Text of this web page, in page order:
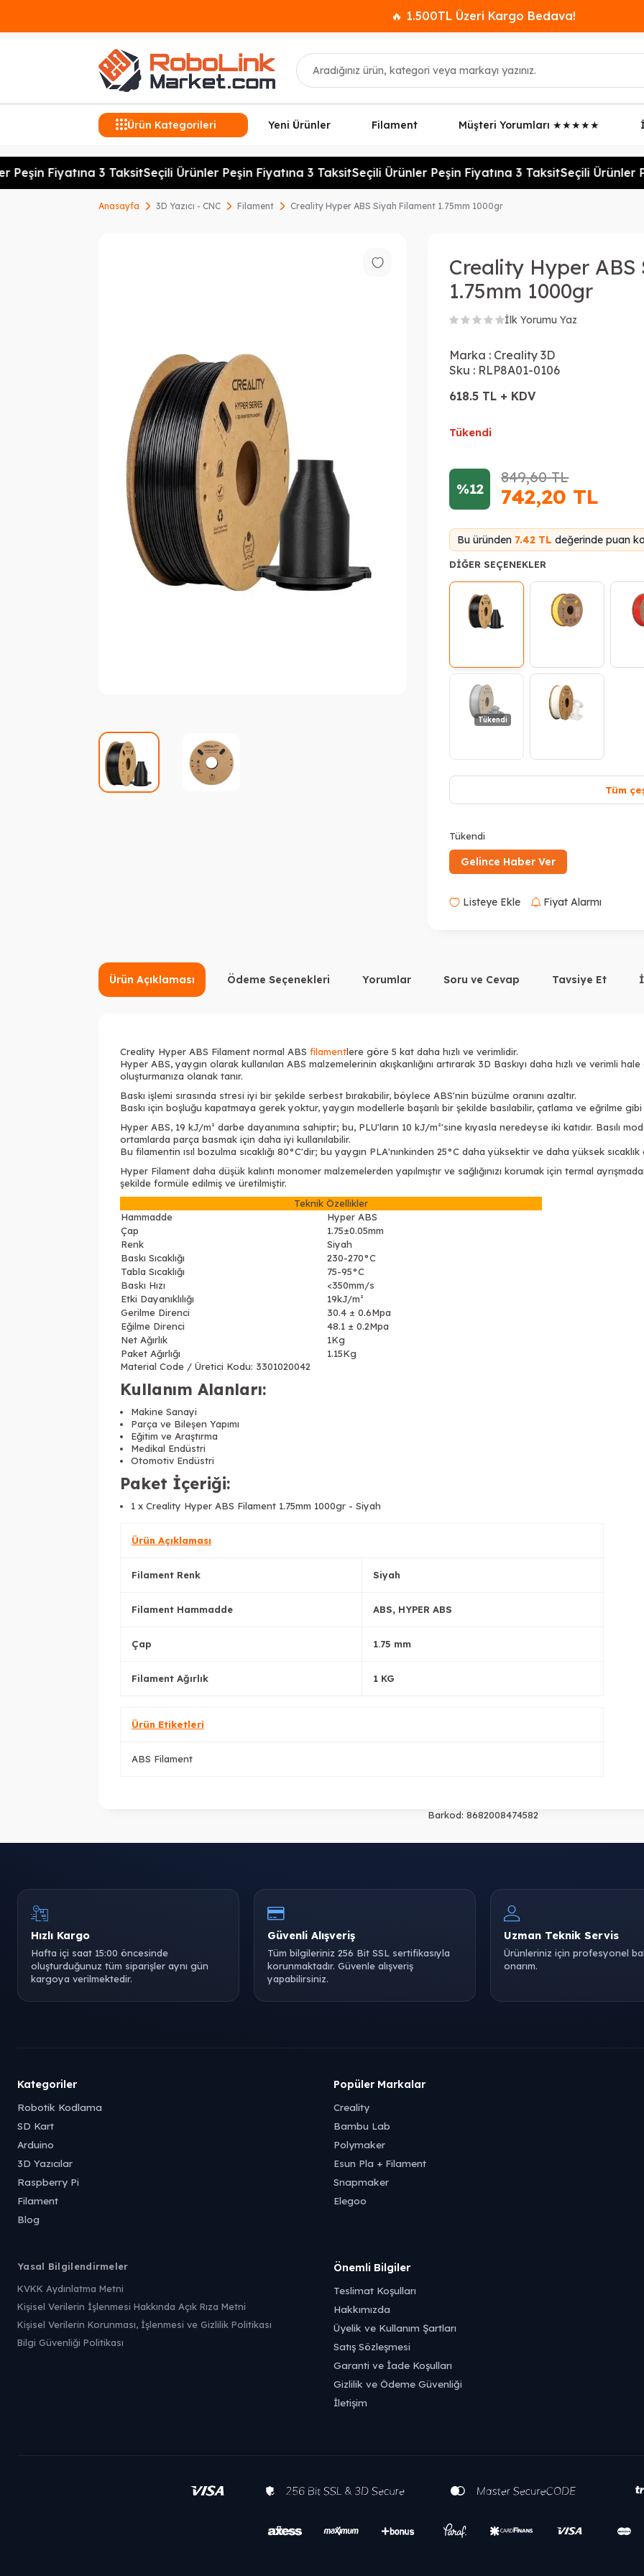
🔥 1.500TL Üzeri Kargo Bedava!
Ara
Ürün Kategorileri Yeni Ürünler Filament Müşteri Yorumları ★★★★★
Fiyatına 3 TaksitSeçili Ürünler Peşin Fiyatına 3 TaksitSeçili Ürünler Peşin Fiyatına 3 TaksitSeçili Ürünler
Anasayfa 3D Yazıcı - CNC Filament Creality Hyper ABS Siyah Filament 1.75mm 1000gr
Creality Hyper
1.75mm 1000gr
İlk Yorumu Yaz
Marka : Creality 3D
Sku : RLP8A01-0106
618.5 TL + KDV
Tükendi
%12
849,60TL
742,20 TL
Bu üründen 7.42 TL değerinde puan
DIĞER SEÇENEKLER
Tükendi
Tüm
Tükendi
Gelince Haber Ver
Listeye Ekle Fiyat Alarmı
Ürün Açıklaması Ödeme Seçenekleri Yorumlar Soru ve Cevap Tavsiye Et
Creality Hyper ABS Filament normal ABS filamentlere göre 5 kat daha hızlı ve verimlidir.
Hyper ABS, yaygın olarak kullanılan ABS malzemelerinin akışkanlığını artırarak 3D Baskıyı daha hızlı ve verimli
oluşturmanıza olanak tanır.
Baskı işlemi sırasında stresi iyi bir şekilde serbest bırakabilir, böylece ABS'nin büzülme oranını azaltır.
Baskı için boşluğu kapatmaya gerek yoktur, yaygın modellerle başarılı bir şekilde basılabilir, çatlama ve eğrilme
Hyper ABS, 19 kJ/m² darbe dayanımına sahiptir; bu, PLU'ların 10 kJ/m²'sine kıyasla neredeyse iki katıdır. Basılı
ortamlarda parça basmak için daha iyi kullanılabilir.
Bu filamentin ısıl bozulma sıcaklığı 80°C'dir; bu yaygın PLA'nınkinden 25°C daha yüksektir ve daha yüksek
Hyper Filament daha düşük kalıntı monomer malzemelerden yapılmıştır ve sağlığınızı korumak için termal
şekilde formüle edilmiş ve üretilmiştir.
Teknik Özellikler
Hammadde
Hyper ABS
Çap
1.75±0.05mm
Renk
Siyah
Baskı Sıcaklığı
230-270°C
Tabla Sıcaklığı
75-95°C
Baskı Hızı
<350mm/s
Etki Dayanıklılığı
19kJ/m²
Gerilme Direnci
30.4 ± 0.6Mpa
Eğilme Direnci
48.1 ± 0.2Mpa
Net Ağırlık
1Kg
Paket Ağırlığı
1.15Kg
Material Code / Üretici Kodu: 3301020042
Kullanım Alanları:
Makine Sanayi
Parça ve Bileşen Yapımı
Eğitim ve Araştırma
Medikal Endüstri
Otomotiv Endüstri
Paket İçeriği:
1 x Creality Hyper ABS Filament 1.75mm 1000gr - Siyah
Ürün Açıklaması
Filament Renk Siyah
Filament Hammadde ABS, HYPER ABS
Çap 1.75 mm
Filament Ağırlık 1 KG
Ürün Etiketleri
ABS Filament
Barkod: 8682008474582
Hızlı Kargo
Hafta içi saat 15:00 öncesinde
oluşturduğunuz tüm siparişler aynı gün
kargoya verilmektedir.
Güvenli Alışveriş
Tüm bilgileriniz 256 Bit SSL sertifikasıyla
korunmaktadır. Güvenle alışveriş
yapabilirsiniz.
Uzman Teknik Servis
Ürünleriniz için profesyonel
onarım.
Kategoriler
Robotik Kodlama
SD Kart
Arduino
3D Yazıcılar
Raspberry Pi
Filament
Blog
Popüler Markalar
Creality
Bambu Lab
Polymaker
Esun Pla + Filament
Snapmaker
Elegoo
Yasal Bilgilendirmeler
KVKK Aydınlatma Metni
Kişisel Verilerin İşlenmesi Hakkında Açık Rıza Metni
Kişisel Verilerin Korunması, İşlenmesi ve Gizlilik Politikası
Bilgi Güvenliği Politikası
Önemli Bilgiler
Teslimat Koşulları
Hakkımızda
Üyelik ve Kullanım Şartları
Satış Sözleşmesi
Garanti ve İade Koşulları
Gizlilik ve Ödeme Güvenliği
İletişim